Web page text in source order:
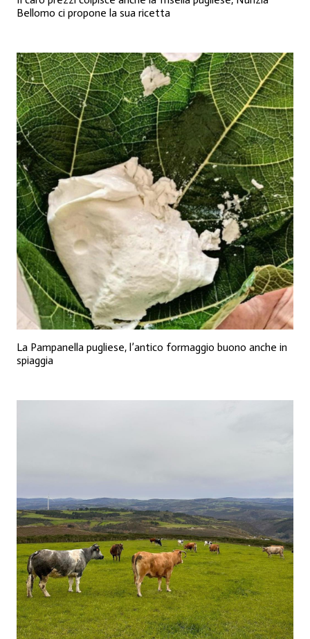
Bellomo ci propone la sua ricetta
La Pampanella pugliese, l’antico formaggio buono anche in
spiaggia